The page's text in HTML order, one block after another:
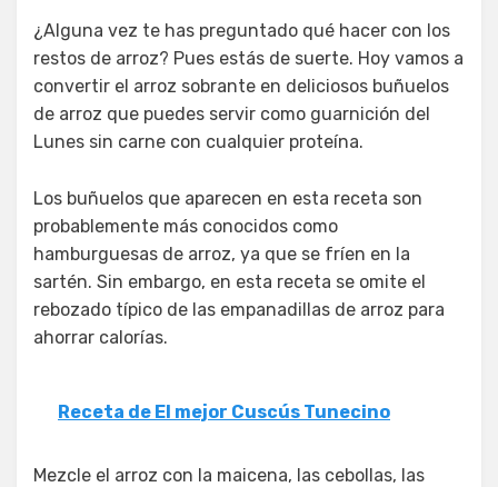
¿Alguna vez te has preguntado qué hacer con los
restos de arroz? Pues estás de suerte. Hoy vamos a
convertir el arroz sobrante en deliciosos buñuelos
de arroz que puedes servir como guarnición del
Lunes sin carne con cualquier proteína.
Los buñuelos que aparecen en esta receta son
probablemente más conocidos como
hamburguesas de arroz, ya que se fríen en la
sartén. Sin embargo, en esta receta se omite el
rebozado típico de las empanadillas de arroz para
ahorrar calorías.
Receta de El mejor Cuscús Tunecino
Mezcle el arroz con la maicena, las cebollas, las